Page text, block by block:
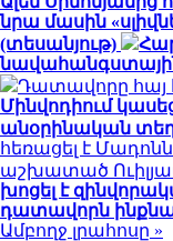
նրա մասին
(տեսանյութ)
Դատավորը հայ
Մինվոդիում
անօրինական
հեռացել է
աշխատած
խոցել է
դատավորն
Ամբողջ լրահոսը »